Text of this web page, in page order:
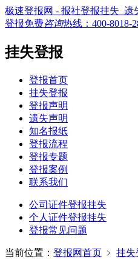
极速登报网 - 报社登报挂失_遗
登报免费咨询热线： 400-8018-
挂失登报
登报首页
挂失登报
登报声明
遗失声明
知名报纸
登报流程
登报专题
登报案例
联系我们
公司证件登报挂失
个人证件登报挂失
登报常见问题
当前位置： 登报网首页 ﹥ 挂失